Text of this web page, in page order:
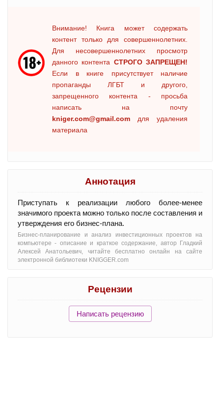
Внимание! Книга может содержать
контент только для совершеннолетних.
Для несовершеннолетних просмотр
данного контента СТРОГО ЗАПРЕЩЕН!
Если в книге присутствует наличие
пропаганды ЛГБТ и другого,
запрещенного контента - просьба
написать на почту
kniger.com@gmail.com для удаления
материала
Аннотация
Приступать к реализации любого более-менее
значимого проекта можно только после составления и
утверждения его бизнес-плана.
Бизнес-планирование и анализ инвестиционных проектов на
компьютере - oписание и краткое содержание, автор Гладкий
Алексей Анатольевич, читайте бесплатно онлайн на сайте
электронной библиотеки KNIGGER.com
Рецензии
Написать рецензию